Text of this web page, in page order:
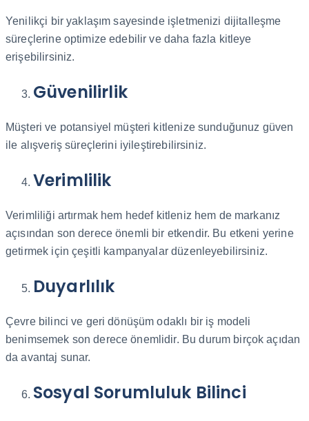
Yenilikçi bir yaklaşım sayesinde işletmenizi dijitalleşme
süreçlerine optimize edebilir ve daha fazla kitleye
erişebilirsiniz.
Güvenilirlik
Müşteri ve potansiyel müşteri kitlenize sunduğunuz güven
ile alışveriş süreçlerini iyileştirebilirsiniz.
Verimlilik
Verimliliği artırmak hem hedef kitleniz hem de markanız
açısından son derece önemli bir etkendir. Bu etkeni yerine
getirmek için çeşitli kampanyalar düzenleyebilirsiniz.
Duyarlılık
Çevre bilinci ve geri dönüşüm odaklı bir iş modeli
benimsemek son derece önemlidir. Bu durum birçok açıdan
da avantaj sunar.
Sosyal Sorumluluk Bilinci